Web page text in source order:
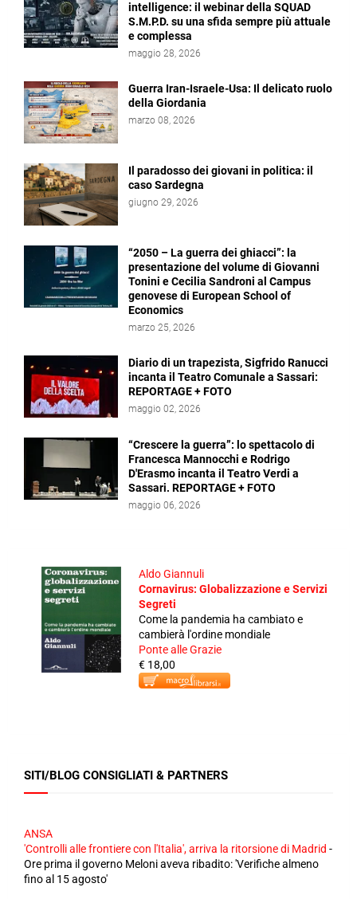
intelligence: il webinar della SQUAD
S.M.P.D. su una sfida sempre più attuale
e complessa
maggio 28, 2026
Guerra Iran-Israele-Usa: Il delicato ruolo
della Giordania
marzo 08, 2026
Il paradosso dei giovani in politica: il
caso Sardegna
giugno 29, 2026
“2050 – La guerra dei ghiacci”: la
presentazione del volume di Giovanni
Tonini e Cecilia Sandroni al Campus
genovese di European School of
Economics
marzo 25, 2026
Diario di un trapezista, Sigfrido Ranucci
incanta il Teatro Comunale a Sassari:
REPORTAGE + FOTO
maggio 02, 2026
“Crescere la guerra”: lo spettacolo di
Francesca Mannocchi e Rodrigo
D'Erasmo incanta il Teatro Verdi a
Sassari. REPORTAGE + FOTO
maggio 06, 2026
Aldo Giannuli
Cornavirus: Globalizzazione e Servizi
Segreti
Come la pandemia ha cambiato e
cambierà l'ordine mondiale
Ponte alle Grazie
€ 18,00
SITI/BLOG CONSIGLIATI & PARTNERS
ANSA
'Controlli alle frontiere con l'Italia', arriva la ritorsione di Madrid -
Ore prima il governo Meloni aveva ribadito: 'Verifiche almeno
fino al 15 agosto'